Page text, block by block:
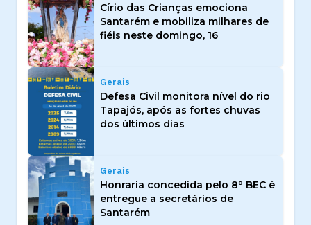
Círio das Crianças emociona
Santarém e mobiliza milhares de
fiéis neste domingo, 16
Gerais
Defesa Civil monitora nível do rio
Tapajós, após as fortes chuvas
dos últimos dias
Gerais
Honraria concedida pelo 8º BEC é
entregue a secretários de
Santarém